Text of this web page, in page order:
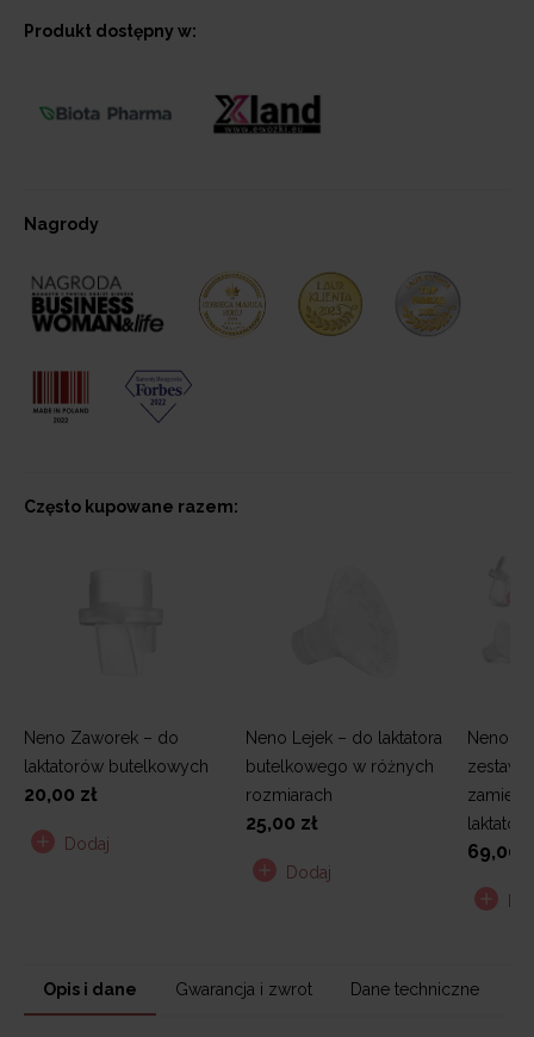
Produkt dostępny w:
Nagrody
Często kupowane razem:
Neno Zaworek – do
laktatorów butelkowych
20,00 zł
Dodaj
Neno Lejek – do laktatora
butelkowego w różnych
rozmiarach
25,00 zł
Dodaj
Neno
zestaw
69,00
Opis i dane Gwarancja i zwrot Dane techniczne